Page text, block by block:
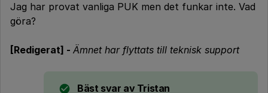
Jag har provat vanliga PUK men det funkar inte. Vad
göra?
[Redigerat] - Ämnet har flyttats till teknisk support
Bäst svar av Tristan